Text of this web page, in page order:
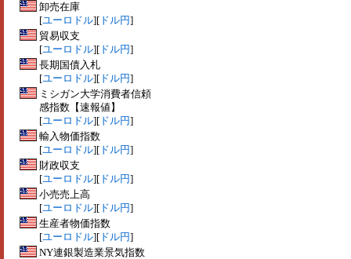
卸売在庫
[ユーロドル][ ドル円]
貿易収支
[ユーロドル][ ドル円]
長期国債入札
[ユーロドル][ ドル円]
ミシガン大学消費者信頼
感指数【速報値】
[ユーロドル][ ドル円]
輸入物価指数
[ユーロドル][ ドル円]
財政収支
[ユーロドル][ ドル円]
小売売上高
[ユーロドル][ ドル円]
生産者物価指数
[ユーロドル][ ドル円]
NY連銀製造業景気指数